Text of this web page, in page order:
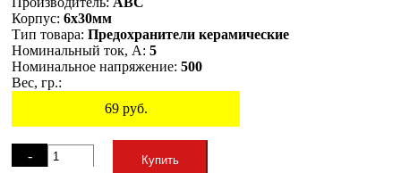
Корпус: 6х30мм
Тип товара: Предохранители керамические
Номинальный ток, A: 5
Номинальное напряжение: 500
Вес, гр.:
69руб.
-
Купить